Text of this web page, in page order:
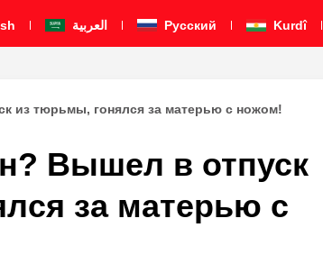
العربية Pусский Kurdî
из тюрьмы, гонялся за матерью с ножом!
Вышел в отпуск
за матерью с